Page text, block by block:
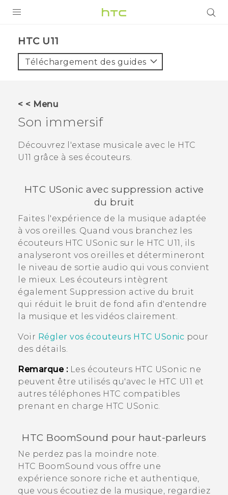
VIVE
ASSISTANCE
HTC U11‎
Téléchargement des guides
< < Menu
Son immersif
Découvrez l'extase musicale avec le HTC
U11 grâce à ses écouteurs.
HTC USonic avec suppression active
du bruit
Faites l'expérience de la musique adaptée
à vos oreilles. Quand vous branchez les
écouteurs HTC USonic sur le HTC U11 , ils
analyseront vos oreilles et détermineront
le niveau de sortie audio qui vous convient
le mieux. Les écouteurs intègrent
également Suppression active du bruit
qui réduit le bruit de fond afin d'entendre
la musique et les vidéos clairement.
Voir Régler vos écouteurs HTC USonic pour
des détails.
Remarque :Les écouteurs HTC USonic ne
peuvent être utilisés qu'avec le HTC U11 et
autres téléphones HTC compatibles
prenant en charge HTC USonic.
HTC BoomSound pour haut-parleurs
Ne perdez pas la moindre note.
HTC BoomSound vous offre une
expérience sonore riche et authentique,
que vous écoutiez de la musique, regardiez